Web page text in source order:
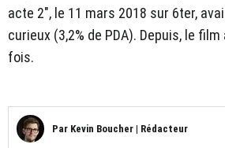
acte 2", le 11 mars 2018 sur 6ter,
curieux (3,2% de PDA). Depuis, le
fois.
Par Kevin Boucher | Rédacteur